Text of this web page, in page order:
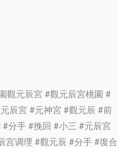
觀元辰宮 #觀元辰宮桃園 #
辰宮 #元神宮 #觀元辰 #前
分手 #挽回 #小三 #元辰宮
宫调理 #觀元辰 #分手 #復合